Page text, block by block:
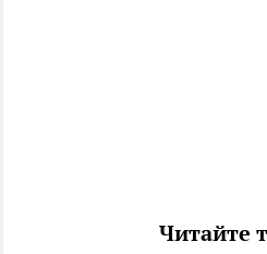
Читайте